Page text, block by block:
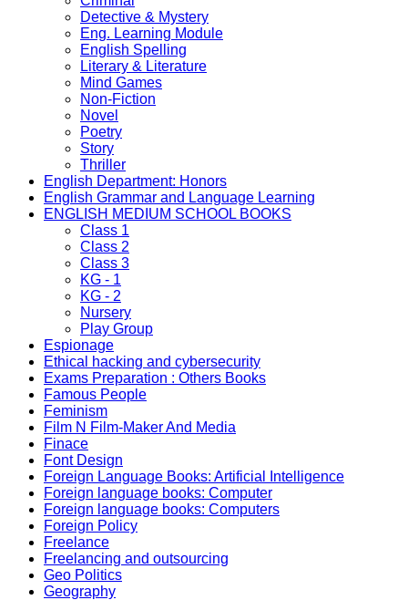
Detective & Mystery
Eng. Learning Module
English Spelling
Literary & Literature
Mind Games
Non-Fiction
Novel
Poetry
Story
Thriller
English Department: Honors
English Grammar and Language Learning
ENGLISH MEDIUM SCHOOL BOOKS
Class 1
Class 2
Class 3
KG - 1
KG - 2
Nursery
Play Group
Espionage
Ethical hacking and cybersecurity
Exams Preparation : Others Books
Famous People
Feminism
Film N Film-Maker And Media
Finace
Font Design
Foreign Language Books: Artificial Intelligence
Foreign language books: Computer
Foreign language books: Computers
Foreign Policy
Freelance
Freelancing and outsourcing
Geo Politics
Geography